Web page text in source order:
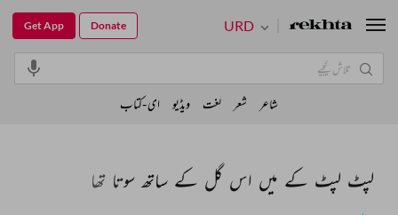
لپٹ لپٹ کے میں اس گل کے ساتھ سوتا تھا
URD
Get App Donate
شاعر شعر لغت ویڈیو ای-کتاب